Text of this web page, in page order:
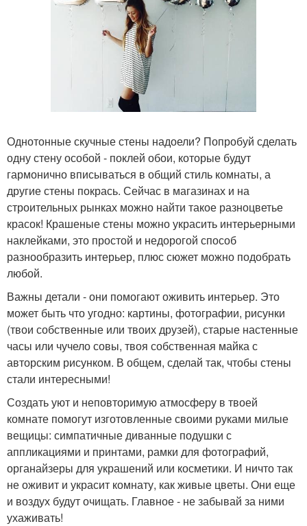
Однотонные скучные стены надоели? Попробуй сделать
одну стену особой - поклей обои, которые будут
гармонично вписываться в общий стиль комнаты, а
другие стены покрась. Сейчас в магазинах и на
строительных рынках можно найти такое разноцветье
красок! Крашеные стены можно украсить интерьерными
наклейками, это простой и недорогой способ
разнообразить интерьер, плюс сюжет можно подобрать
любой.
Важны детали - они помогают оживить интерьер. Это
может быть что угодно: картины, фотографии, рисунки
(твои собственные или твоих друзей), старые настенные
часы или чучело совы, твоя собственная майка с
авторским рисунком. В общем, сделай так, чтобы стены
стали интересными!
Создать уют и неповторимую атмосферу в твоей
комнате помогут изготовленные своими руками милые
вещицы: симпатичные диванные подушки с
аппликациями и принтами, рамки для фотографий,
органайзеры для украшений или косметики. И ничто так
не оживит и украсит комнату, как живые цветы. Они еще
и воздух будут очищать. Главное - не забывай за ними
ухаживать!